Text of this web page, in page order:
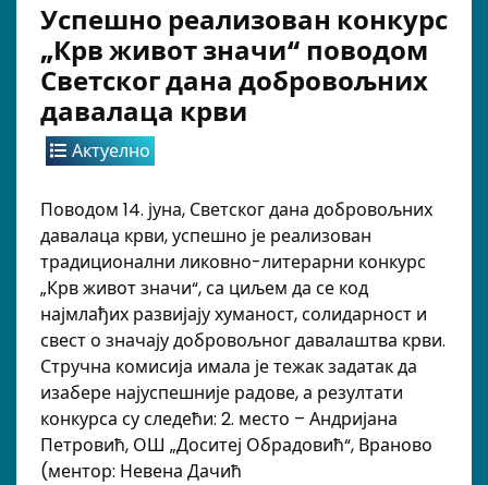
Успешно реализован конкурс
„Крв живот значи“ поводом
Светског дана добровољних
давалаца крви
Актуелно
Поводом 14. јуна, Светског дана добровољних
давалаца крви, успешно је реализован
традиционални ликовно-литерарни конкурс
„Крв живот значи“, са циљем да се код
најмлађих развијају хуманост, солидарност и
свест о значају добровољног давалаштва крви.
Стручна комисија имала је тежак задатак да
изабере најуспешније радове, а резултати
конкурса су следећи: 2. место – Андријана
Петровић, ОШ „Доситеј Обрадовић“, Враново
(ментор: Невена Дачић